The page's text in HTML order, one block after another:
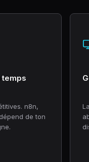
temps
n8n,
de ton